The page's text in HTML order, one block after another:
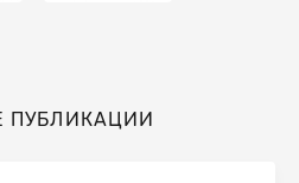
ПУБЛИКАЦИИ